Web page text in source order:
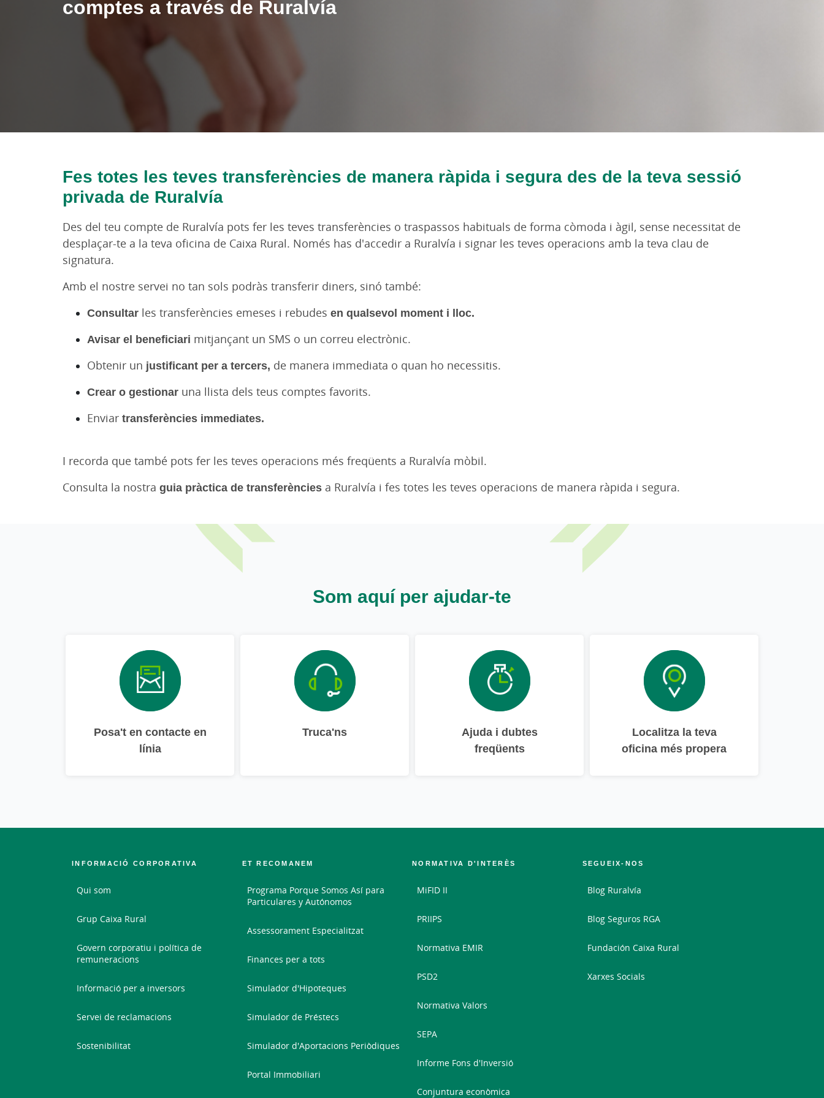
comptes a través de Ruralvía
Fes totes les teves transferències de manera ràpida i segura des de la teva sessió
privada de Ruralvía
Des del teu compte de Ruralvía pots fer les teves transferències o traspassos habituals de forma còmoda i àgil, sense necessitat de
desplaçar-te a la teva oficina de Caixa Rural. Només has d'accedir a Ruralvía i signar les teves operacions amb la teva clau de
signatura.
Amb el nostre servei no tan sols podràs transferir diners, sinó també:
Consultar les transferències emeses i rebudes en qualsevol moment i lloc.
Avisar el beneficiari mitjançant un SMS o un correu electrònic.
Obtenir un justificant per a tercers, de manera immediata o quan ho necessitis.
Crear o gestionar una llista dels teus comptes favorits.
Enviar transferències immediates.
I recorda que també pots fer les teves operacions més freqüents a Ruralvía mòbil.
Consulta la nostra guia pràctica de transferències a Ruralvía i fes totes les teves operacions de manera ràpida i segura.
Som aquí per ajudar-te
Posa't en contacte en
línia
Truca'ns
Ajuda i dubtes
freqüents
Localitza la teva
oficina més propera
INFORMACIÓ CORPORATIVA
Qui som
Grup Caixa Rural
Govern corporatiu i política de
remuneracions
Informació per a inversors
Servei de reclamacions
Sostenibilitat
ET RECOMANEM
Programa Porque Somos Así para
Particulares y Autónomos
Assessorament Especialitzat
Finances per a tots
Simulador d'Hipoteques
Simulador de Préstecs
Simulador d'Aportacions Periòdiques
Portal Immobiliari
NORMATIVA D'INTERÈS
MiFID II
PRIIPS
Normativa EMIR
PSD2
Normativa Valors
SEPA
Informe Fons d'Inversió
Conjuntura econòmica
SEGUEIX-NOS
Blog Ruralvía
Blog Seguros RGA
Fundación Caixa Rural
Xarxes Socials